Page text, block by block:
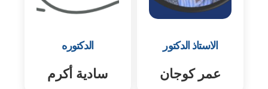
الاستاذ الدكتور
عمر كوجان
الدكتوره
سادية أكرم